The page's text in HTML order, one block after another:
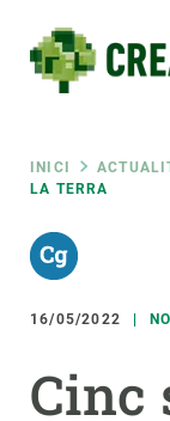
contingut
Fil
INICI
LA TERRA
16/05/2022
Cinc
RRSS
INTRANET